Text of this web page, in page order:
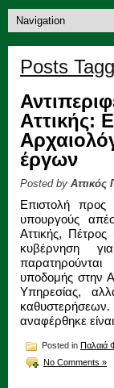
Posts
Αττικής:
έργων
Posted by Αττικός
Επιστολή προς
υπουργούς
Αττικής,
κυβέρνηση
υποδομής στην
Υπηρεσίας,
αναφέρθηκε
Posted in Παλαιά
No Comments »